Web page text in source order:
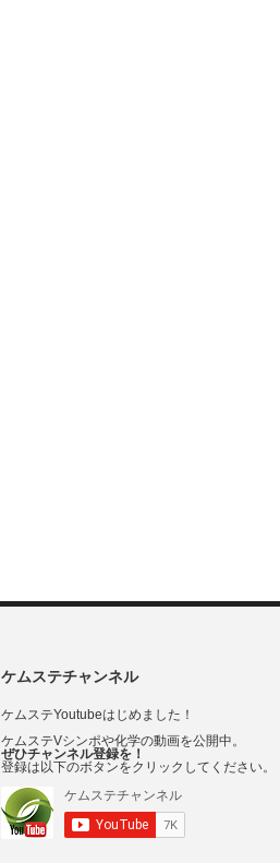
ケムステチャンネル
ケムステYoutubeはじめました！
ケムステVシンポや化学の動画を公開中。
ぜひチャンネル登録を！
登録は以下のボタンをクリックしてください。